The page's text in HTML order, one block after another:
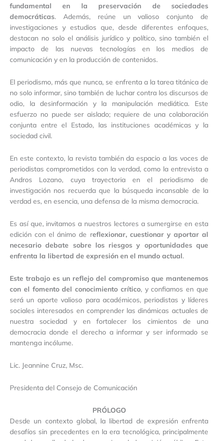
fundamental en la preservación de sociedades
democráticas. Además, reúne un valioso conjunto de
investigaciones y estudios que, desde diferentes enfoques,
destacan no solo el análisis jurídico y político, sino también el
impacto de las nuevas tecnologías en los medios de
comunicación y en la producción de contenidos.
El periodismo, más que nunca, se enfrenta a la tarea titánica de
no solo informar, sino también de luchar contra los discursos de
odio, la desinformación y la manipulación mediática. Este
esfuerzo no puede ser aislado; requiere de una colaboración
conjunta entre el Estado, las instituciones académicas y la
sociedad civil.
En este contexto, la revista también da espacio a las voces de
periodistas comprometidos con la verdad, como la entrevista a
Andros Lozano, cuya trayectoria en el periodismo de
investigación nos recuerda que la búsqueda incansable de la
verdad es, en esencia, una defensa de la misma democracia.
Es así que, invitamos a nuestros lectores a sumergirse en esta
edición con el ánimo de reflexionar, cuestionar y aportar al
necesario debate sobre los riesgos y oportunidades que
enfrenta la libertad de expresión en el mundo actual.
Este trabajo es un reflejo del compromiso que mantenemos
con el fomento del conocimiento crítico, y confiamos en que
será un aporte valioso para académicos, periodistas y líderes
sociales interesados en comprender las dinámicas actuales de
nuestra sociedad y en fortalecer los cimientos de una
democracia donde el derecho a informar y ser informado se
mantenga incólume.
Lic. Jeannine Cruz, Msc.
Presidenta del Consejo de Comunicación
PRÓLOGO
Desde un contexto global, la libertad de expresión enfrenta
desafíos sin precedentes en la era tecnológica, principalmente